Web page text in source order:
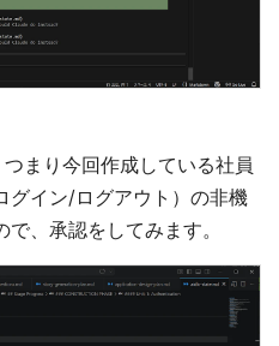
まり今回作成している社員
グイン/ログアウト）の非機
、承認をしてみます。